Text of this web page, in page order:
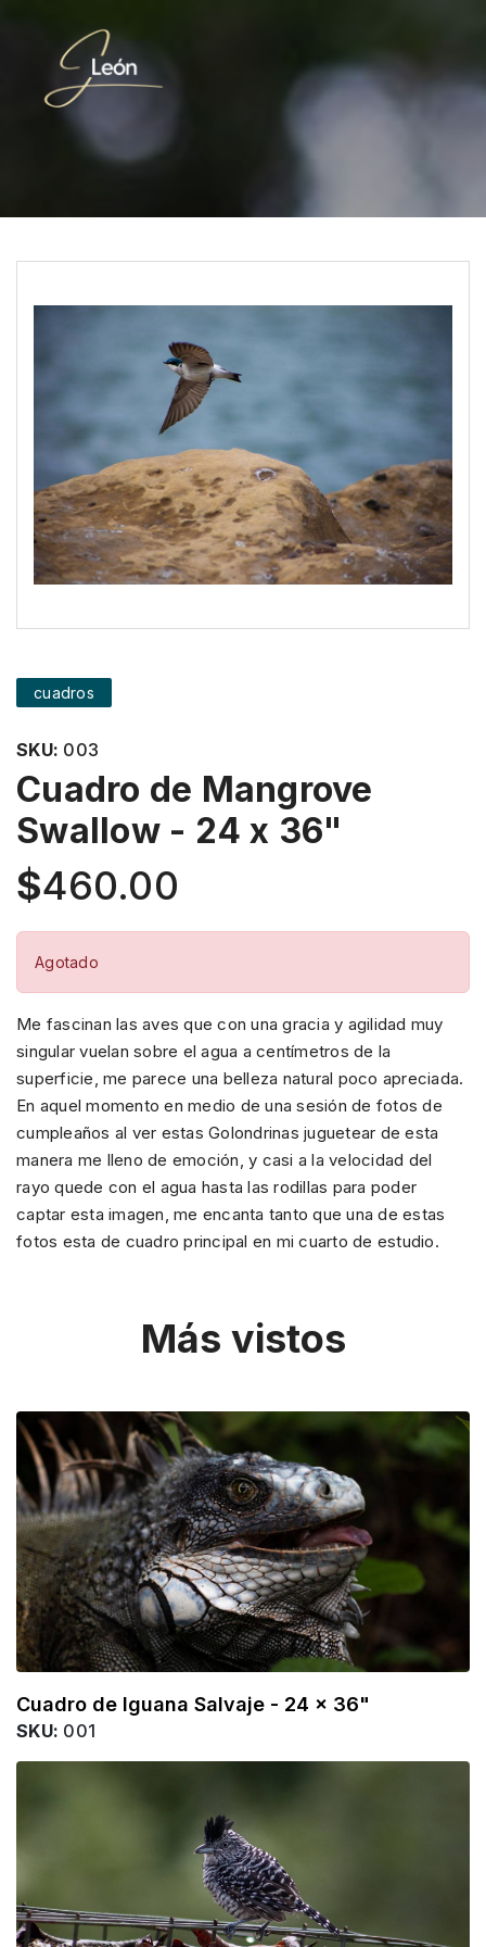
cuadros
SKU: 003
Cuadro de Mangrove
Swallow - 24 x 36"
$460.00
Agotado
Me fascinan las aves que con una gracia y agilidad muy
singular vuelan sobre el agua a centímetros de la
superficie, me parece una belleza natural poco apreciada.
En aquel momento en medio de una sesión de fotos de
cumpleaños al ver estas Golondrinas juguetear de esta
manera me lleno de emoción, y casi a la velocidad del
rayo quede con el agua hasta las rodillas para poder
captar esta imagen, me encanta tanto que una de estas
fotos esta de cuadro principal en mi cuarto de estudio.
Más vistos
Cuadro de Iguana Salvaje - 24 x 36"
SKU: 001